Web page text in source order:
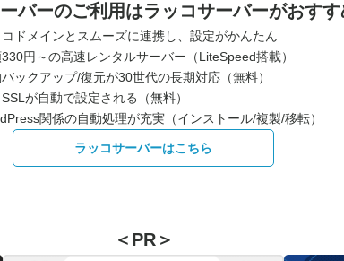
バーのご利用はラッコサーバーがおす
ドメインとスムーズに連携し、設定がかんたん
330円～の高速レンタルサーバー（LiteSpeed搭載）
バックアップ/復元が30世代の長期対応（無料）
が自動で設定される（無料）
関係の自動処理が充実（インストール/複製/移転）
ラッコサーバーはこちら
＜PR＞